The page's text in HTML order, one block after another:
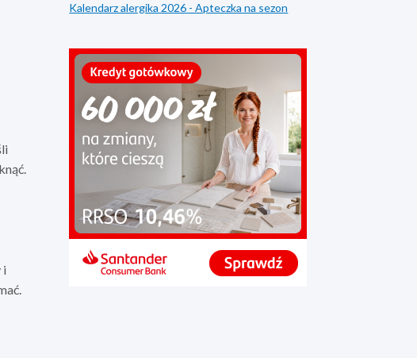
i
Kalendarz alergika 2026 - Apteczka na sezon